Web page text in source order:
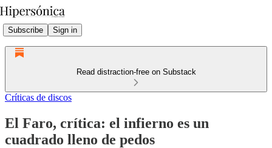
Subscribe Sign in
Read distraction-free on Substack
Críticas de discos
El Faro, crítica: el infierno es un
cuadrado lleno de pedos